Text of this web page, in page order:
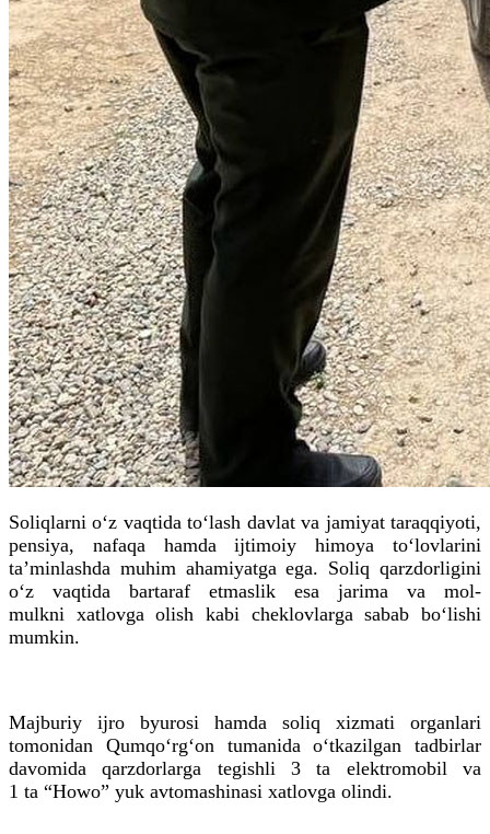
Soliqlarni o‘z vaqtida to‘lash davlat va jamiyat taraqqiyoti,
pensiya, nafaqa hamda ijtimoiy himoya to‘lovlarini
taʼminlashda muhim ahamiyatga ega. Soliq qarzdorligini
o‘z vaqtida bartaraf etmaslik esa jarima va mol-
mulkni xatlovga olish kabi cheklovlarga sabab bo‘lishi
mumkin.
Majburiy ijro byurosi hamda soliq xizmati organlari
tomonidan Qumqo‘rg‘on tumanida o‘tkazilgan tadbirlar
davomida qarzdorlarga tegishli 3ta elektromobil va
1 ta “Howo” yuk avtomashinasi xatlovga olindi.